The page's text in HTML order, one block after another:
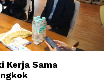
Kerja Sama